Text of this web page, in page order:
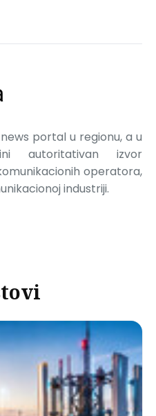
portal u regionu, a u
autoritativan izvor
operatora,
industriji.